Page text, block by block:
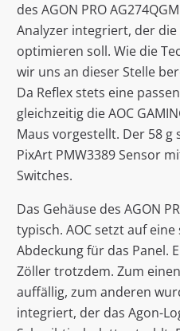
des AGON PRO
Analyzer integriert, der
optimieren soll. Wie die
wir uns an dieser Stelle
Da Reflex stets eine
gleichzeitig die AOC
Maus vorgestellt. Der 58 g
PixArt PMW3389 Sensor
Switches.
Das Gehäuse des AGON
typisch. AOC setzt auf
Abdeckung für das Panel.
Zöller trotzdem. Zum
auffällig, zum anderen
integriert, der das Agon-